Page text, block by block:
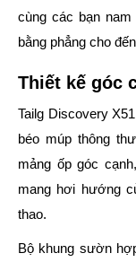
cùng các bạn
bằng phẳng cho
Thiết kế góc
Tailg Discovery
béo múp thông
mảng ốp góc
mang hơi hướng
thao.
Bộ khung sườn